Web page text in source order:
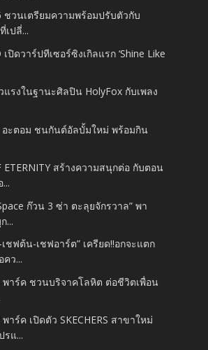
ชวนเตรียมความพร้อมปรับตัวกับ
เปลี่...
เปิดวาร์ปทีเซอร์ซิงเกิลแรก ‘Shine Like
แรงในฐานะศิลปิน HolyFox กับเพลง
อะตอม ชนกันต์อัลบั้มใหม่ พร้อมกิน
ETERNITY สร้างความสนุกต่อ กับตอน
ก๊วน 3 ซ่า ตะลุยจักรวาล” พา
...
ชฟต้น-เชฟอาร์ต” เครียด!!อกจะแตก
คว...
พาร์ค ชวนบริจาคโลหิต ต่อชีวิตเพื่อน
าร์ค เปิดตัว SKECHERS สาขาใหม่
รแ...